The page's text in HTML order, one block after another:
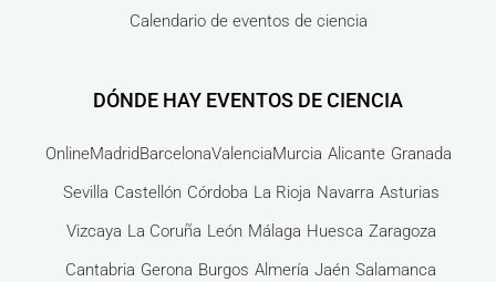
Calendario de eventos de ciencia
DÓNDE HAY EVENTOS DE CIENCIA
OnlineMadridBarcelonaValenciaMurcia Alicante Granada
Sevilla Castellón Córdoba La Rioja Navarra Asturias
Vizcaya La Coruña León Málaga Huesca Zaragoza
Cantabria Gerona Burgos Almería Jaén Salamanca